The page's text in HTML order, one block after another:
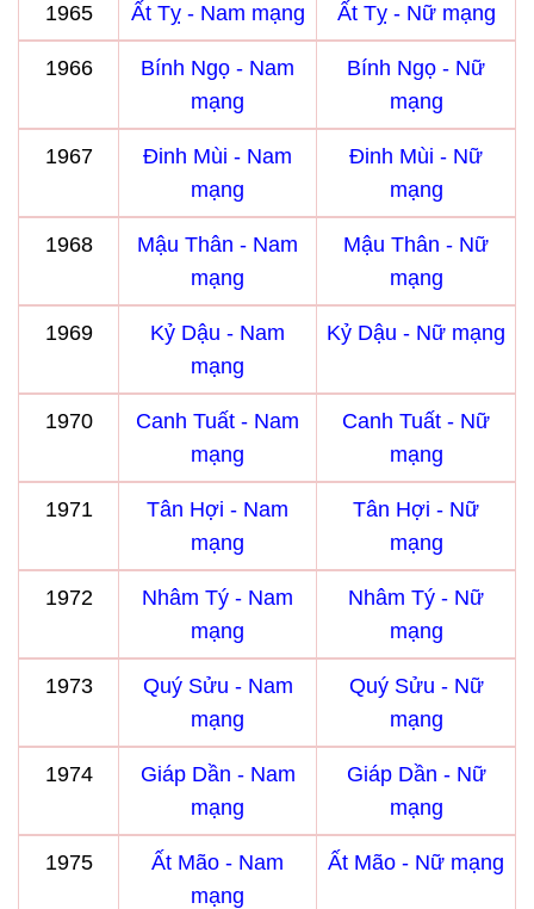
1965 Ất Tỵ - Nam mạng Ất Tỵ - Nữ mạng
1966
Bính Ngọ - Nam
mạng
Bính Ngọ - Nữ
mạng
1967
Đinh Mùi - Nam
mạng
Đinh Mùi - Nữ
mạng
1968
Mậu Thân - Nam
mạng
Mậu Thân - Nữ
mạng
1969
Kỷ Dậu - Nam
mạng
Kỷ Dậu - Nữ mạng
1970
Canh Tuất - Nam
mạng
Canh Tuất - Nữ
mạng
1971
Tân Hợi - Nam
mạng
Tân Hợi - Nữ
mạng
1972
Nhâm Tý - Nam
mạng
Nhâm Tý - Nữ
mạng
1973
Quý Sửu - Nam
mạng
Quý Sửu - Nữ
mạng
1974
Giáp Dần - Nam
mạng
Giáp Dần - Nữ
mạng
1975
Ất Mão - Nam
mạng
Ất Mão - Nữ mạng